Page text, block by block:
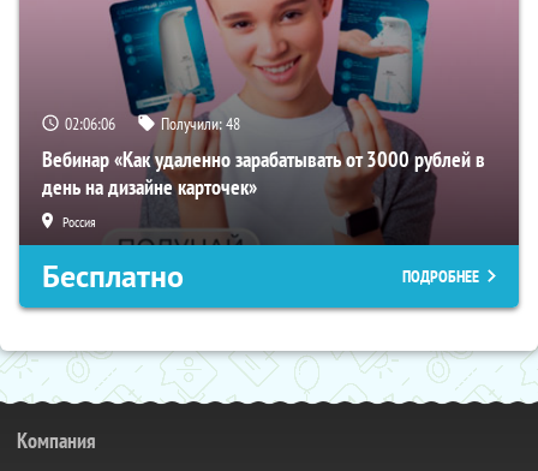
02:06:05 Получили:48
Вебинар «Как удаленно зарабатывать от 3000 рублей в
день на дизайне карточек»
Россия
Бесплатно ПОДРОБНЕЕ
Компания